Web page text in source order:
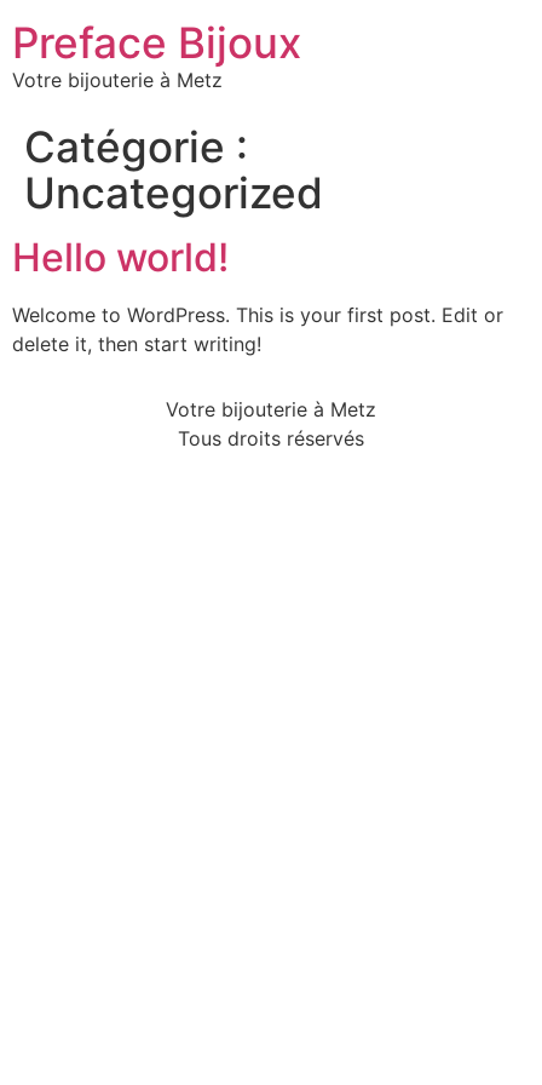
Preface Bijoux
Votre bijouterie à Metz
Catégorie :
Uncategorized
Hello world!
Welcome to WordPress. This is your first post. Edit or
delete it, then start writing!
Votre bijouterie à Metz
Tous droits réservés